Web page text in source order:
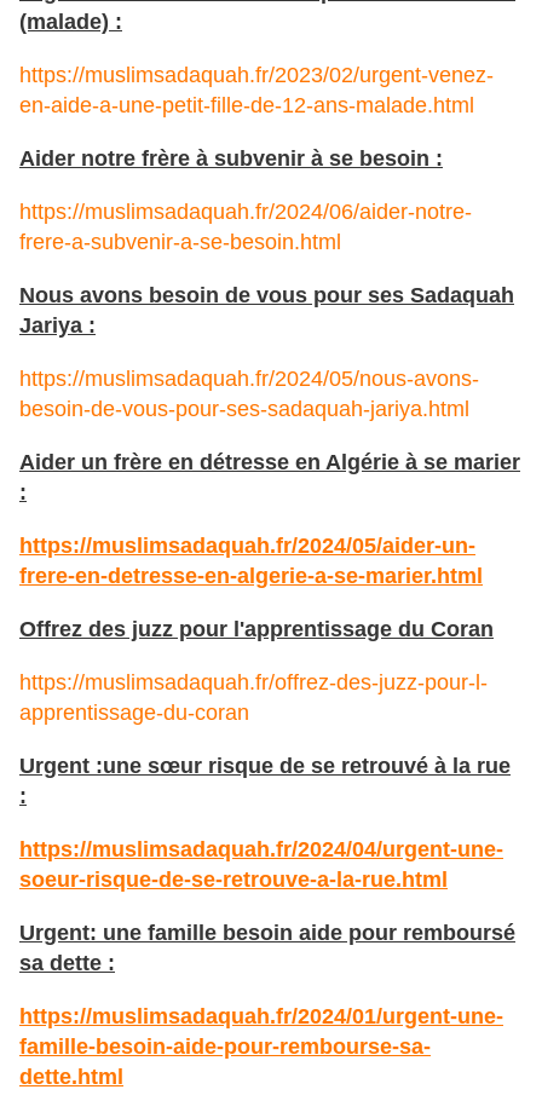
(malade) :
https://muslimsadaquah.fr/2023/02/urgent-venez-
en-aide-a-une-petit-fille-de-12-ans-malade.html
Aider notre frère à subvenir à se besoin :
https://muslimsadaquah.fr/2024/06/aider-notre-
frere-a-subvenir-a-se-besoin.html
Nous avons besoin de vous pour ses Sadaquah
Jariya :
https://muslimsadaquah.fr/2024/05/nous-avons-
besoin-de-vous-pour-ses-sadaquah-jariya.html
Aider un frère en détresse en Algérie à se marier
:
https://muslimsadaquah.fr/2024/05/aider-un-
frere-en-detresse-en-algerie-a-se-marier.html
Offrez des juzz pour l'apprentissage du Coran
https://muslimsadaquah.fr/offrez-des-juzz-pour-l-
apprentissage-du-coran
Urgent :une sœur risque de se retrouvé à la rue
:
https://muslimsadaquah.fr/2024/04/urgent-une-
soeur-risque-de-se-retrouve-a-la-rue.html
Urgent: une famille besoin aide pour remboursé
sa dette :
https://muslimsadaquah.fr/2024/01/urgent-une-
famille-besoin-aide-pour-rembourse-sa-
dette.html